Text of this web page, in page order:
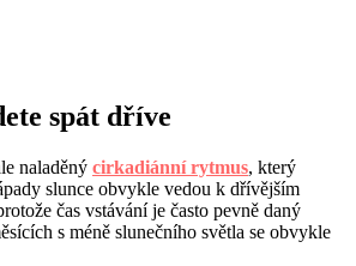
spát dříve
naladěný cirkadiánní rytmus, který
slunce obvykle vedou k dřívějším
čas vstávání je často pevně daný
s méně slunečního světla se obvykle